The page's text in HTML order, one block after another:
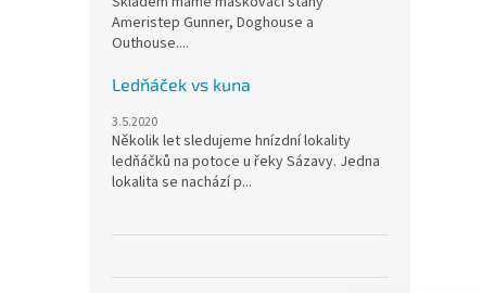
Ameristep Gunner, Doghouse a
Outhouse....
Ledňáček vs kuna
3.5.2020
Několik let sledujeme hnízdní lokality
ledňáčků na potoce u řeky Sázavy. Jedna
lokalita se nachází p...